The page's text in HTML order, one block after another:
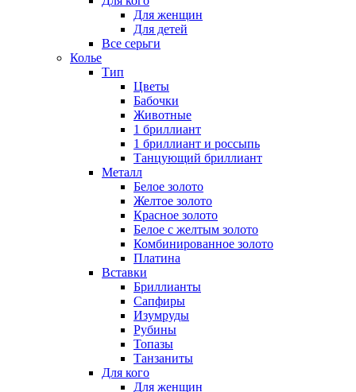
Для женщин
Для детей
Все серьги
Колье
Тип
Цветы
Бабочки
Животные
1 бриллиант
1 бриллиант и россыпь
Танцующий бриллиант
Металл
Белое золото
Желтое золото
Красное золото
Белое с желтым золото
Комбинированное золото
Платина
Вставки
Бриллианты
Сапфиры
Изумруды
Рубины
Топазы
Танзаниты
Для кого
Для женщин